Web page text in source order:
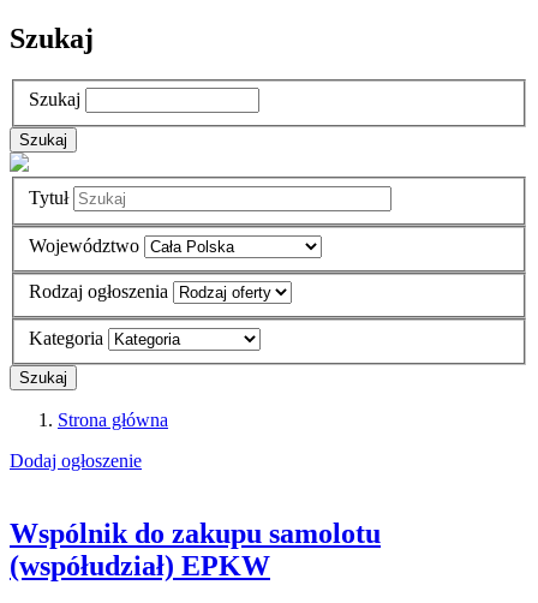
Szukaj
Szukaj
Tytuł
Województwo
Rodzaj ogłoszenia
Kategoria
Strona główna
Dodaj ogłoszenie
Wspólnik do zakupu samolotu
(współudział) EPKW